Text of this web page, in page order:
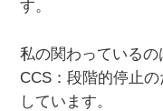
す。
私の関わっているの
CCS：段階的停止
しています。